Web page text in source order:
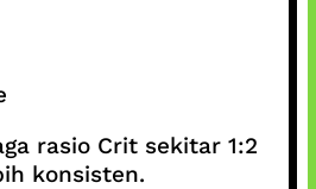
rasio Crit sekitar 1:2
konsisten.